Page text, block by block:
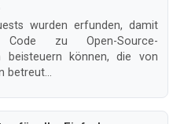
Code zu Open-Source-
beisteuern können, die von
betreut...